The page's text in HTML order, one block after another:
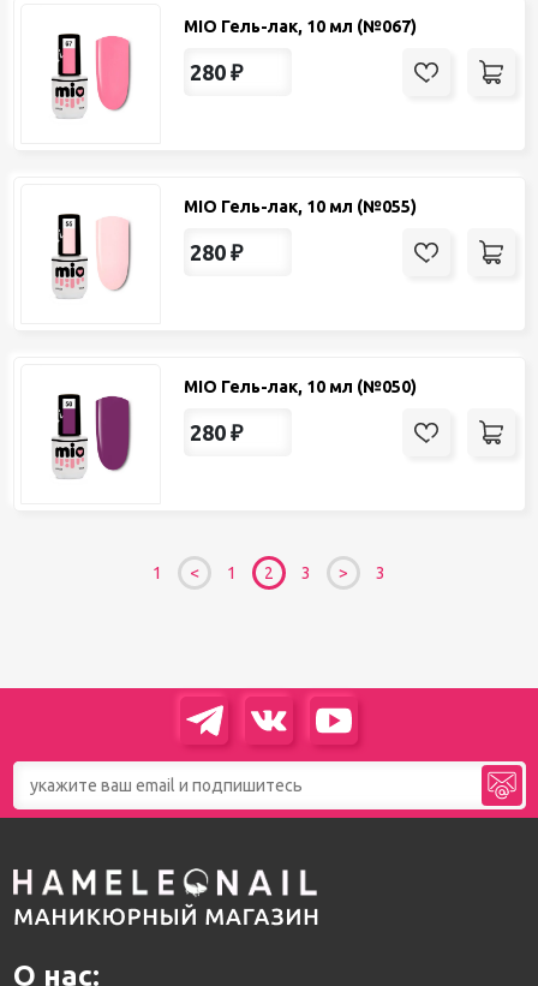
MIO Гель-лак, 10 мл (№067)
280 ₽
MIO Гель-лак, 10 мл (№055)
280 ₽
MIO Гель-лак, 10 мл (№050)
280 ₽
1 1 2 3 3
О нас: